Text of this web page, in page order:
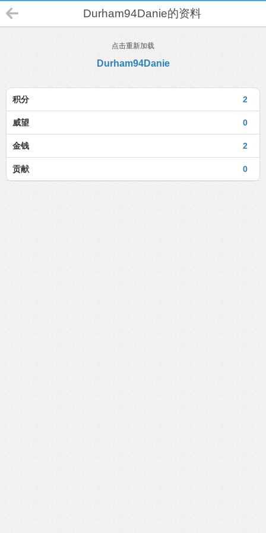
Durham94Danie的资料
点击重新加载
Durham94Danie
2
积分
0
威望
2
金钱
0
贡献